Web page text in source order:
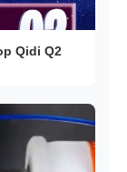
Qidi Q2